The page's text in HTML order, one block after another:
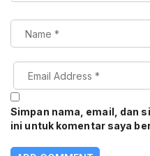
Simpan nama, email, dan
ini untuk komentar saya